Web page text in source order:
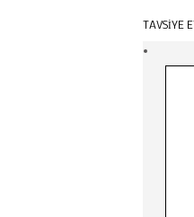
TAVSİYE